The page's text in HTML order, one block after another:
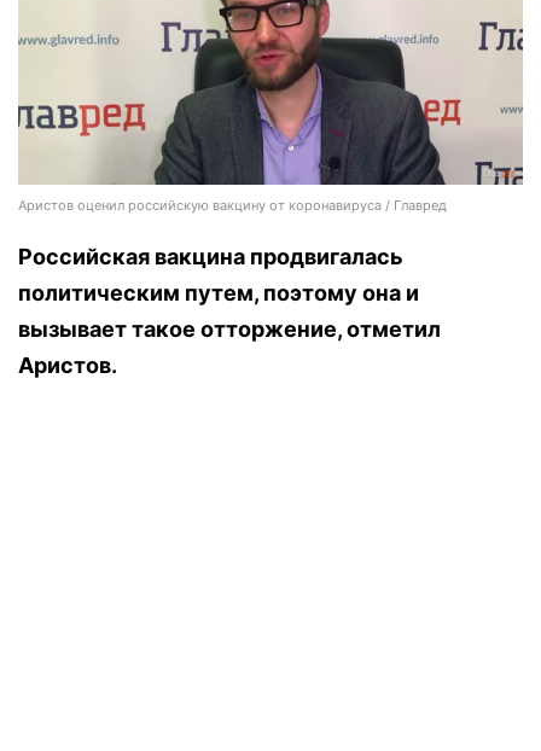
Аристов оценил российскую вакцину от коронавируса / Главред
Российская вакцина продвигалась
политическим путем, поэтому она и
вызывает такое отторжение, отметил
Аристов.